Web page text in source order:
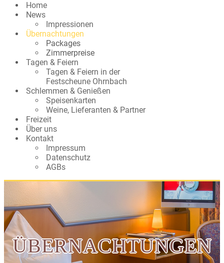
Home
News
Impressionen
Übernachtungen
Packages
Zimmerpreise
Tagen & Feiern
Tagen & Feiern in der
Festscheune Ohrnbach
Schlemmen & Genießen
Speisenkarten
Weine, Lieferanten & Partner
Freizeit
Über uns
Kontakt
Impressum
Datenschutz
AGBs
ÜBERNACHTUNGEN